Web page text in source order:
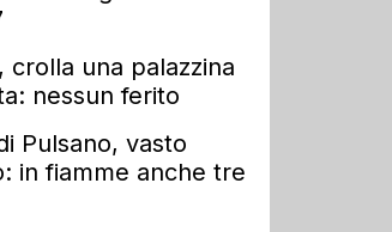
crolla una palazzina
nessun ferito
Pulsano, vasto
in fiamme anche tre